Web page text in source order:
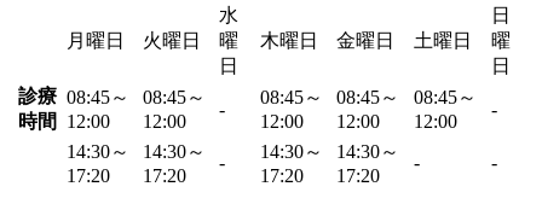
月曜日 火曜日
水
曜
日
木曜日 金曜日 土曜日
日
曜
日
診療
時間
08:45～
12:00
08:45～
12:00
-
08:45～
12:00
08:45～
12:00
08:45～
12:00
-
14:30～
17:20
14:30～
17:20
-
14:30～
17:20
14:30～
17:20
- -